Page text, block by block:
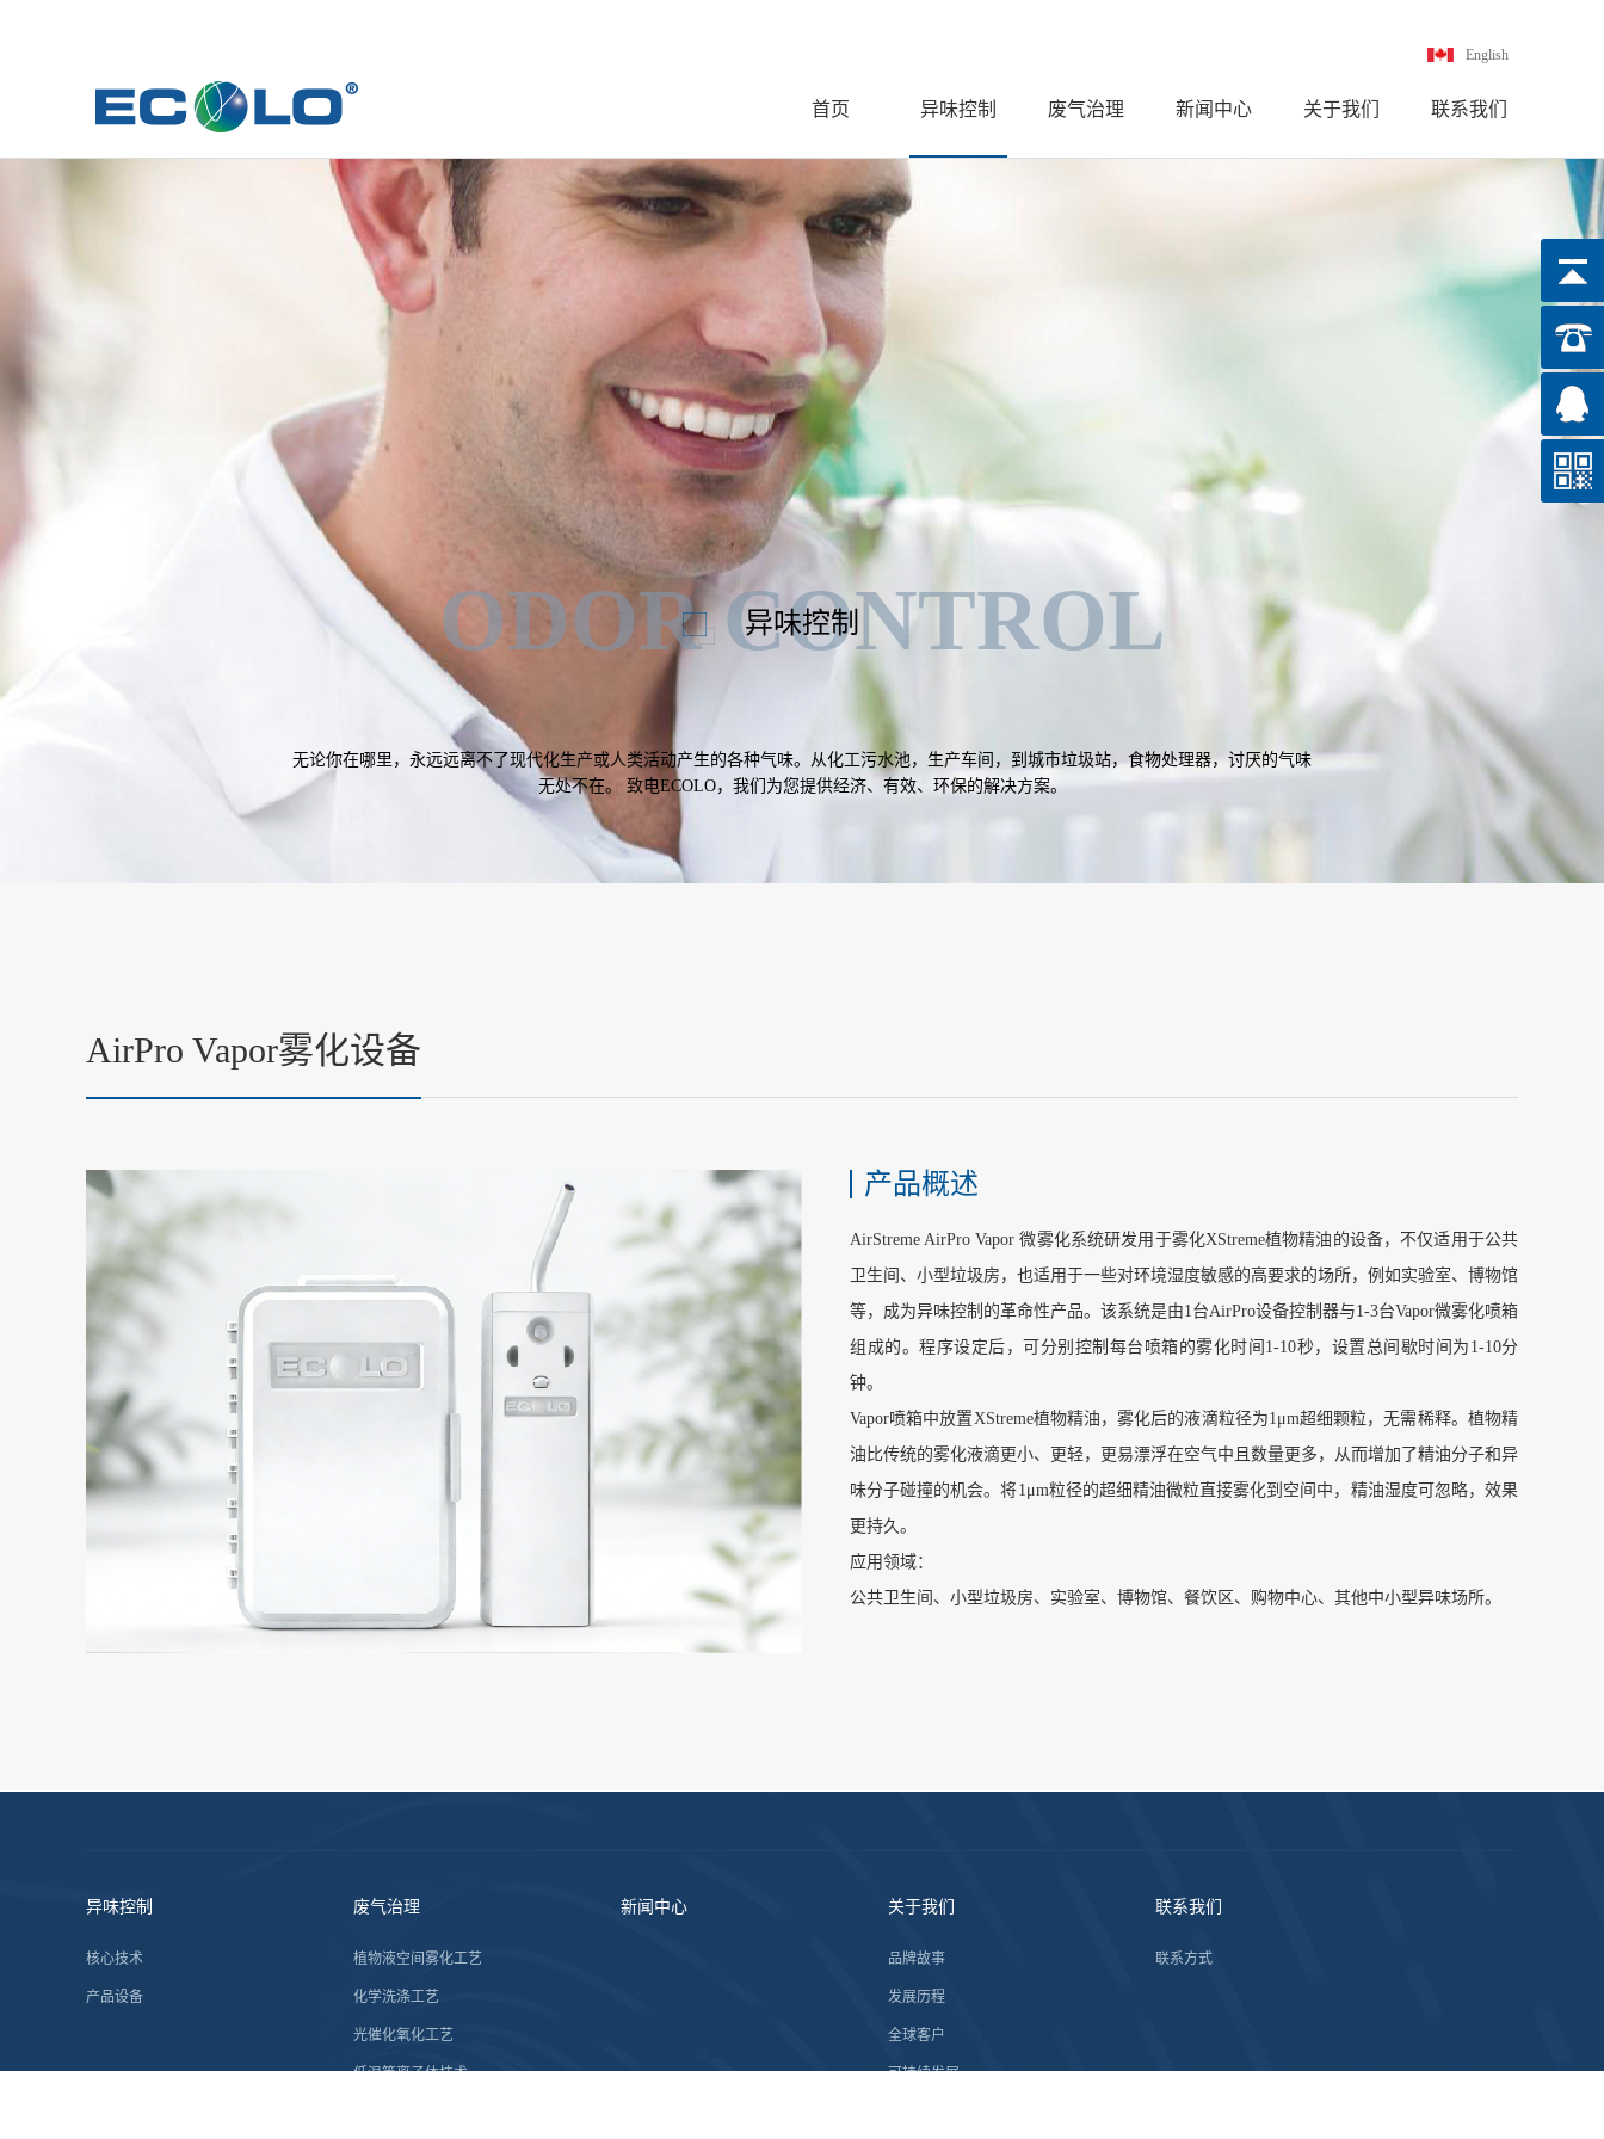
English
首页 异味控制 废气治理 新闻中心 关于我们 联系我们
ODOR CONTROL
异味控制
无论你在哪里，永远远离不了现代化生产或人类活动产生的各种气味。从化工污水池，生产车间，到城市垃圾站，食物处理器，讨厌的气味
无处不在。 致电ECOLO，我们为您提供经济、有效、环保的解决方案。
AirPro Vapor雾化设备
产品概述
AirStreme AirPro Vapor 微雾化系统研发用于雾化XStreme植物精油的设备，不仅适用于公共
卫生间、小型垃圾房，也适用于一些对环境湿度敏感的高要求的场所，例如实验室、博物馆
等，成为异味控制的革命性产品。该系统是由1台AirPro设备控制器与1-3台Vapor微雾化喷箱
组成的。程序设定后，可分别控制每台喷箱的雾化时间1-10秒，设置总间歇时间为1-10分
钟。
Vapor喷箱中放置XStreme植物精油，雾化后的液滴粒径为1μm超细颗粒，无需稀释。植物精
油比传统的雾化液滴更小、更轻，更易漂浮在空气中且数量更多，从而增加了精油分子和异
味分子碰撞的机会。将1μm粒径的超细精油微粒直接雾化到空间中，精油湿度可忽略，效果
更持久。
应用领域：
公共卫生间、小型垃圾房、实验室、博物馆、餐饮区、购物中心、其他中小型异味场所。
异味控制
核心技术
产品设备
废气治理
植物液空间雾化工艺
化学洗涤工艺
光催化氧化工艺
低温等离子体技术
新闻中心 关于我们
品牌故事
发展历程
全球客户
可持续发展
联系我们
联系方式